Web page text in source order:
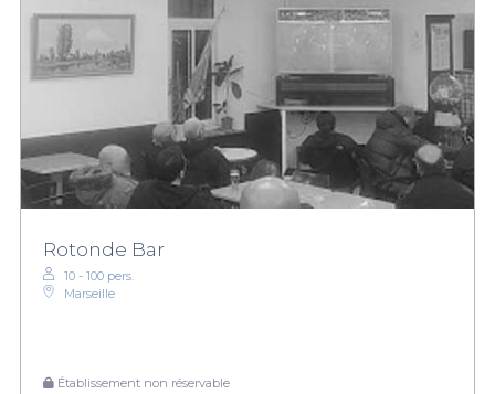
Rotonde Bar
10 - 100 pers.
Marseille
Établissement non réservable